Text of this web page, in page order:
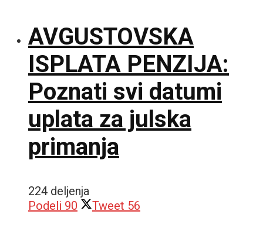
AVGUSTOVSKA
ISPLATA PENZIJA:
Poznati svi datumi
uplata za julska
primanja
224 deljenja
Podeli 90 Tweet 56